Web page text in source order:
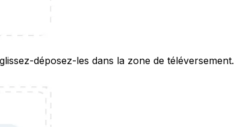
déposez-les dans la zone de téléversement.